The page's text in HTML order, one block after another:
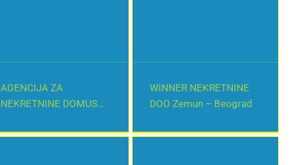
AGENCIJA ZA
NEKRETNINE DOMUS
WINNER NEKRETNINE
DOO Zemun – Beograd